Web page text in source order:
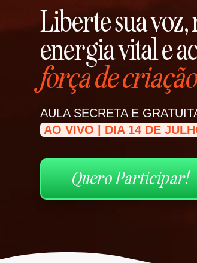
Liberte sua voz,
energia vital e
força de
AULA SECRETA E
AO VIVO | DIA 14 DE
Quero Participar!